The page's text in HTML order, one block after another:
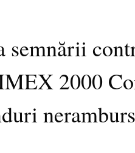
semnării
2000